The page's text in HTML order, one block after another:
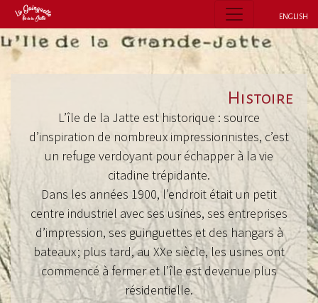
ENGLISH
Histoire
L’île de la Jatte est historique : source
d’inspiration de nombreux impressionnistes, c’est
un refuge verdoyant pour échapper à la vie
citadine trépidante.
Dans les années 1900, l’endroit était un petit
centre industriel avec ses usines, ses entreprises
d’impression, ses guinguettes et des hangars à
bateaux ; plus tard, au XXe siècle, les usines ont
commencé à fermer et l’île est devenue plus
résidentielle.